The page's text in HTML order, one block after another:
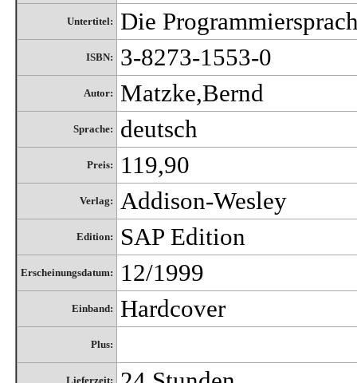
Untertitel: Die
ISBN: 3-8273-1553-0
Autor: Matzke,Bernd
Sprache: deutsch
Preis: 119,90
Verlag: Addison-Wesley
Edition: SAP Edition
Erscheinungsdatum: 12/1999
Einband: Hardcover
Plus:
Lieferzeit: